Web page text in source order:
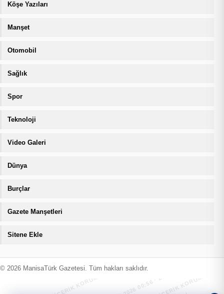
Köşe Yazıları
Manşet
Otomobil
Sağlık
Spor
Teknoloji
Video Galeri
Dünya
Burçlar
Gazete Manşetleri
Sitene Ekle
© 2026 ManisaTürk Gazetesi. Tüm hakları saklıdır.
MANİSATÜRK İÇERİK KORUMA · 08.08.2026 00:56 · ZIYARETÇI
MANİSATÜRK İÇERİK KORUMA